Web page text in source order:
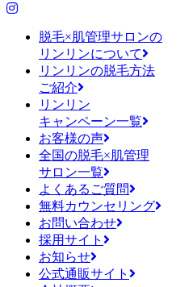
脱毛×肌管理サロンの
リンリンについて
リンリンの脱毛方法
ご紹介
リンリン
キャンペーン一覧
お客様の声
全国の脱毛×肌管理
サロン一覧
よくあるご質問
無料カウンセリング
お問い合わせ
採用サイト
お知らせ
公式通販サイト